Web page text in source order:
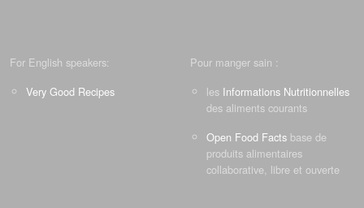
For English speakers:
Very Good Recipes
Pour manger sain :
les Informations Nutritionnelles
des aliments courants
Open Food Facts base de
produits alimentaires
collaborative, libre et ouverte